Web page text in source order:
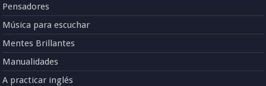
Pensadores
Música para escuchar
Mentes Brillantes
Manualidades
A practicar inglés